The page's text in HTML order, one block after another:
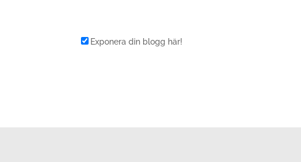
Exponera din blogg här!